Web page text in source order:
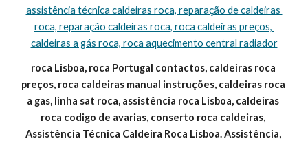
assistência técnica caldeiras roca, reparação de caldeiras
roca, reparação caldeiras roca, roca caldeiras preços,
caldeiras a gás roca, roca aquecimento central radiador
roca Lisboa, roca Portugal contactos, caldeiras roca
preços, roca caldeiras manual instruções, caldeiras roca
a gas, linha sat roca, assistência roca Lisboa, caldeiras
roca codigo de avarias, conserto roca caldeiras,
Assistência Técnica Caldeira Roca Lisboa. Assistência,